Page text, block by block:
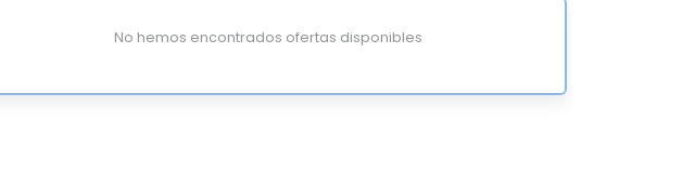
No hemos encontrados ofertas disponibles